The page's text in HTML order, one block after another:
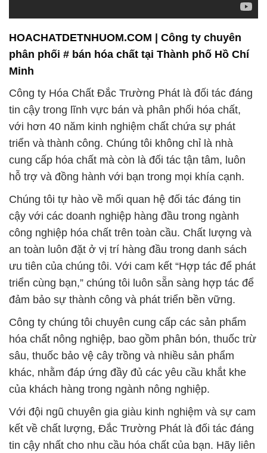
HOACHATDETNHUOM.COM | Công ty chuyên
phân phối # bán hóa chất tại Thành phố Hồ Chí
Minh
Công ty Hóa Chất Đắc Trường Phát là đối tác đáng
tin cậy trong lĩnh vực bán và phân phối hóa chất,
với hơn 40 năm kinh nghiệm chất chứa sự phát
triển và thành công. Chúng tôi không chỉ là nhà
cung cấp hóa chất mà còn là đối tác tận tâm, luôn
hỗ trợ và đồng hành với bạn trong mọi khía cạnh.
Chúng tôi tự hào về mối quan hệ đối tác đáng tin
cậy với các doanh nghiệp hàng đầu trong ngành
công nghiệp hóa chất trên toàn cầu. Chất lượng và
an toàn luôn đặt ở vị trí hàng đầu trong danh sách
ưu tiên của chúng tôi. Với cam kết “Hợp tác để phát
triển cùng bạn,” chúng tôi luôn sẵn sàng hợp tác để
đảm bảo sự thành công và phát triển bền vững.
Công ty chúng tôi chuyên cung cấp các sản phẩm
hóa chất nông nghiệp, bao gồm phân bón, thuốc trừ
sâu, thuốc bảo vệ cây trồng và nhiều sản phẩm
khác, nhằm đáp ứng đầy đủ các yêu cầu khắt khe
của khách hàng trong ngành nông nghiệp.
Với đội ngũ chuyên gia giàu kinh nghiệm và sự cam
kết về chất lượng, Đắc Trường Phát là đối tác đáng
tin cậy nhất cho nhu cầu hóa chất của bạn. Hãy liên